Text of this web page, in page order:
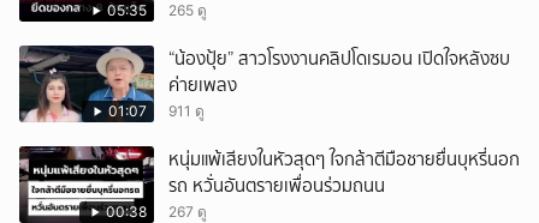
05:35 265 ดู
01:07
“น้องปุ้ย” สาวโรงงานคลิปโดเรมอน เปิดใจหลังซบ
ค่ายเพลง
911 ดู
00:38
หนุ่มแพ้เสียงในหัวสุดๆ ใจกล้าตีมือชายยื่นบุหรี่นอก
รถ หวั่นอันตรายเพื่อนร่วมถนน
267 ดู